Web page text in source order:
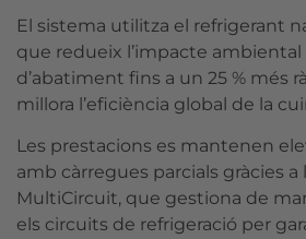
El sistema utilitza el refrigerant
que redueix l’impacte
d’abatiment fins a un 25 % més
millora l’eficiència global de la
Les prestacions es mantenen
amb càrregues parcials gràcies a
MultiCircuit, que gestiona de
els circuits de refrigeració per